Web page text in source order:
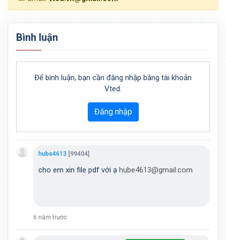
Bình luận
Để bình luận, bạn cần đăng nhập bằng tài khoản
Vted.
Đăng nhập
hube4613 [99404]
cho em xin file pdf với ạ hube4613@gmail.com
6 năm trước